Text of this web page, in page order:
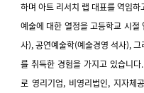
하며 아트 리서치 랩 대표를 역임하
예술에 대한 열정을 고등학교 시
사), 공연예술학(예술경영 석사),
를 취득한 경험을 가지고 있습니다.
로 영리기업, 비영리법인, 지자체